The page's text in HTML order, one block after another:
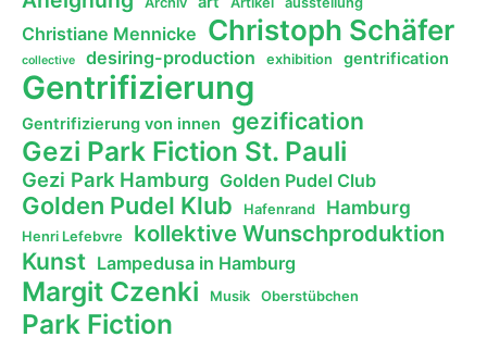
Christiane Mennicke Christoph Schäfer
collective desiring-production exhibition gentrification
Gentrifizierung
Gentrifizierung von innen gezification
Gezi Park Fiction St. Pauli
Gezi Park Hamburg Golden Pudel Club
Golden Pudel Klub Hafenrand Hamburg
Henri Lefebvre kollektive Wunschproduktion
Kunst Lampedusa in Hamburg
Margit Czenki Musik Oberstübchen
Park Fiction